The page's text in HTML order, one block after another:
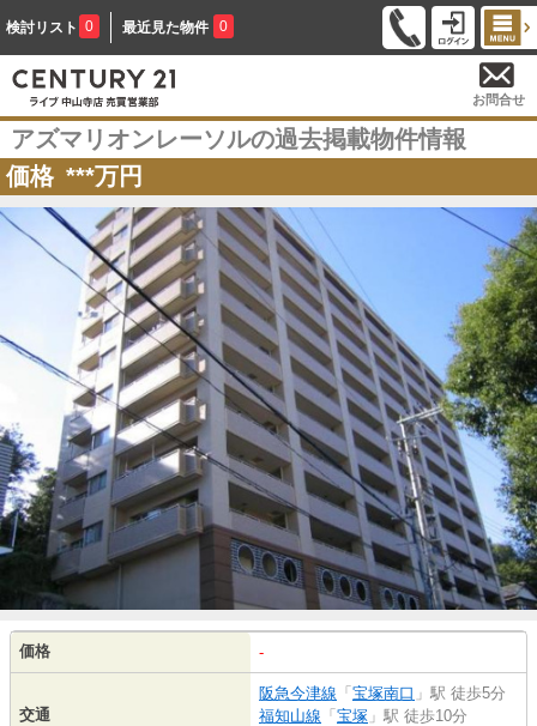
検討リスト 0 最近見た物件 0
お問合せ
アズマリオンレーソルの過去掲載物件情報
価格 ***万円
価格 -
交通
阪急今津線 「 宝塚南口 」駅 徒歩5分
福知山線 「 宝塚 」駅 徒歩10分